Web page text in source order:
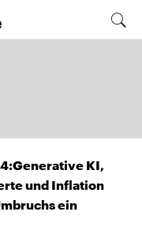
KI,
und Inflation
ein